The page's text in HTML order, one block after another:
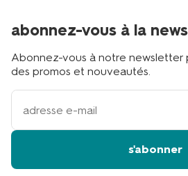
abonnez-vous à la
Abonnez-vous à notre newsletter
des promos et nouveautés.
votre
adresse
s'abonner